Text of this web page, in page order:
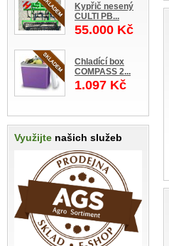
Kypřič nesený
CULTI PB...
55.000 Kč
Chladící box
COMPASS 2...
1.097 Kč
Využijte našich služeb